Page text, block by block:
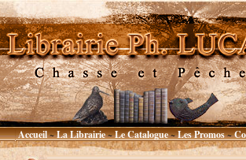
Accueil~La Librairie~Le Catalogue~Les Promos~